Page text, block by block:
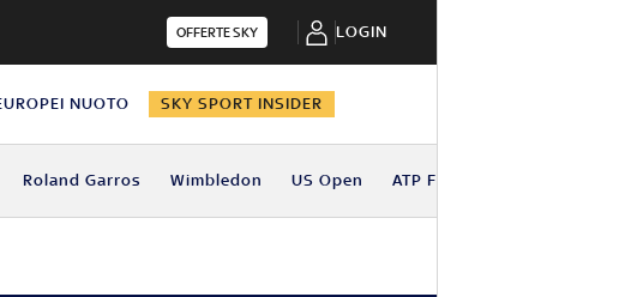
OFFERTE SKY LOGIN
NUOTO SKY SPORT INSIDER
Roland Garros Wimbledon US Open ATP Finals